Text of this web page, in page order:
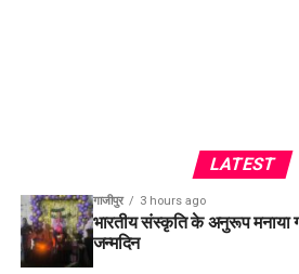
LATEST
गाजीपुर 3 hours ago
भारतीय संस्कृति के अनुरूप मनाया
जन्मदिन